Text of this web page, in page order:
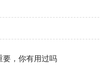
要，你有用过吗